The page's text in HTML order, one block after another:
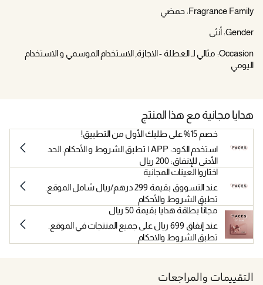
Fragrance Family: حمضي
Gender: أنثى
Occasion: مثالي لـ العطلة - الاجازة, الاستخدام الموسمي و الاستخدام
اليومي
هدايا مجانية مع هذا المنتج
خصم 15% على طلبك الأول من التطبيق!
استخدم الكود: APP | تطبق الشروط و الأحكام. الحد
الأدنى للإنفاق: 200 ريال
اختاروا العينات المجانية
عند التسووق بقيمة 299 درهم/ريال شامل الموقع.
تطبق الشروط والأحكام
مجاناً بطاقة هدايا بقيمة 50 ريال
عند إنفاق 699 ريال على جميع المنتجات في الموقع.
تطبق الشروط والاحكام
التقييمات والمراجعات